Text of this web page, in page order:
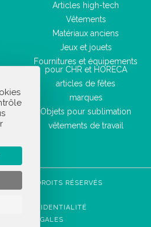
Articles high-tech
Vêtements
Matériaux anciens
Jeux et jouets
Fournitures et équipements
pour CHR et HORECA
articles de fêtes
marques
Objets pour sublimation
vêtements de travail
- TOUS DROITS RÉSERVÉS
DE CONFIDENTIALITÉ
LÉGALES